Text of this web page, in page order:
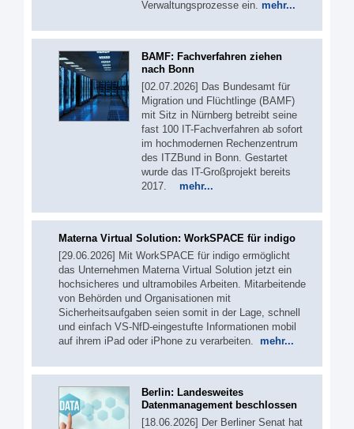
Verwaltungsprozesse ein. mehr...
BAMF: Fachverfahren ziehen
nach Bonn
[02.07.2026] Das Bundesamt für
Migration und Flüchtlinge (BAMF)
mit Sitz in Nürnberg betreibt seine
fast 100 IT-Fachverfahren ab sofort
im hochmodernen Rechenzentrum
des ITZBund in Bonn. Gestartet
wurde das IT-Großprojekt bereits
2017. mehr...
Materna Virtual Solution: WorkSPACE für indigo
[29.06.2026] Mit WorkSPACE für indigo ermöglicht
das Unternehmen Materna Virtual Solution jetzt ein
hochsicheres und ultramobiles Arbeiten. Mitarbeitende
von Behörden und Organisationen mit
Sicherheitsaufgaben seien somit in der Lage, schnell
und einfach VS-NfD-eingestufte Informationen mobil
auf ihrem iPad oder iPhone zu verarbeiten. mehr...
Berlin: Landesweites
Datenmanagement beschlossen
[18.06.2026] Der Berliner Senat hat